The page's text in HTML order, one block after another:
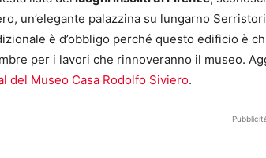
un’elegante palazzina su lungarno
è d’obbligo perché questo edificio è
per i lavori che rinnoveranno il museo.
del Museo Casa Rodolfo Siviero.
-